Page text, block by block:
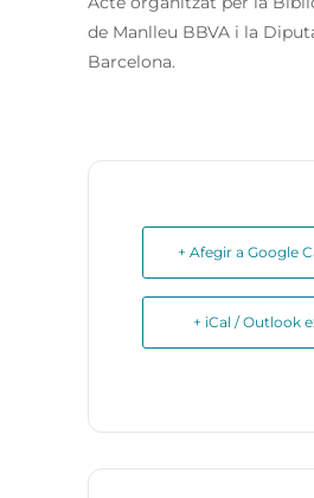
de Manlleu BBVA i la
Barcelona.
+ Afegir a Google
+ iCal / Outlook